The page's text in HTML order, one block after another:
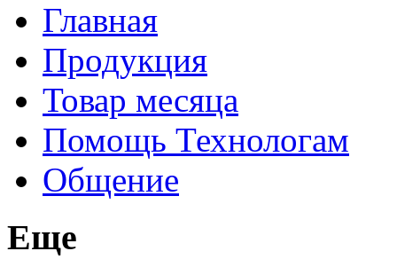
Главная
Продукция
Товар месяца
Помощь Технологам
Общение
Еще